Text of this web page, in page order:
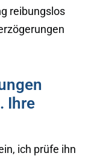
reibungslos
Ihre
ich prüfe ihn